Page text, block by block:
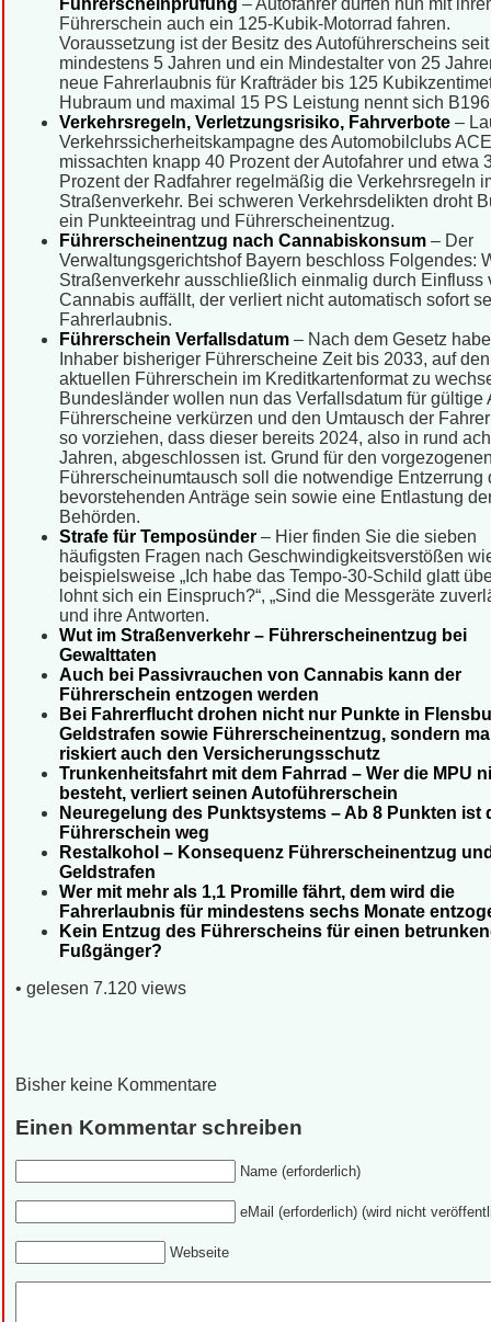
Führerscheinprüfung – Autofahrer dürfen nun mit
Führerschein auch ein 125-Kubik-Motorrad fahren.
Voraussetzung ist der Besitz des Autoführerscheins seit
mindestens 5 Jahren und ein Mindestalter von 25
neue Fahrerlaubnis für Krafträder bis 125
Hubraum und maximal 15 PS Leistung nennt sich
Verkehrsregeln, Verletzungsrisiko, Fahrverbote –
Verkehrssicherheitskampagne des Automobilclubs ACE
missachten knapp 40 Prozent der Autofahrer und etwa
Prozent der Radfahrer regelmäßig die Verkehrsregeln
Straßenverkehr. Bei schweren Verkehrsdelikten droht
ein Punkteeintrag und Führerscheinentzug.
Führerscheinentzug nach Cannabiskonsum – Der
Verwaltungsgerichtshof Bayern beschloss Folgendes:
Straßenverkehr ausschließlich einmalig durch Einfluss
Cannabis auffällt, der verliert nicht automatisch sofort
Fahrerlaubnis.
Führerschein Verfallsdatum – Nach dem Gesetz
Inhaber bisheriger Führerscheine Zeit bis 2033, auf den
aktuellen Führerschein im Kreditkartenformat zu
Bundesländer wollen nun das Verfallsdatum für gültige
Führerscheine verkürzen und den Umtausch der
so vorziehen, dass dieser bereits 2024, also in rund
Jahren, abgeschlossen ist. Grund für den
Führerscheinumtausch soll die notwendige Entzerrung
bevorstehenden Anträge sein sowie eine Entlastung
Behörden.
Strafe für Temposünder – Hier finden Sie die sieben
häufigsten Fragen nach Geschwindigkeitsverstößen
beispielsweise „Ich habe das Tempo-30-Schild glatt
lohnt sich ein Einspruch?“, „Sind die Messgeräte
und ihre Antworten.
Wut im Straßenverkehr – Führerscheinentzug bei
Gewalttaten
Auch bei Passivrauchen von Cannabis kann der
Führerschein entzogen werden
Bei Fahrerflucht drohen nicht nur Punkte in
Geldstrafen sowie Führerscheinentzug, sondern
riskiert auch den Versicherungsschutz
Trunkenheitsfahrt mit dem Fahrrad – Wer die MPU
besteht, verliert seinen Autoführerschein
Neuregelung des Punktsystems – Ab 8 Punkten ist
Führerschein weg
Restalkohol – Konsequenz Führerscheinentzug
Geldstrafen
Wer mit mehr als 1,1 Promille fährt, dem wird die
Fahrerlaubnis für mindestens sechs Monate
Kein Entzug des Führerscheins für einen
Fußgänger?
• gelesen 7.120 views
Bisher keine Kommentare
Einen Kommentar schreiben
Name (erforderlich)
eMail (erforderlich) (wird nicht
Webseite